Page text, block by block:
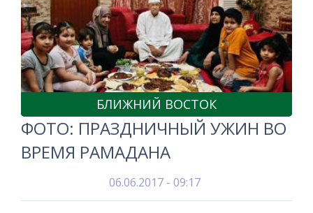
БЛИЖНИЙ ВОСТОК
ФОТО: ПРАЗДНИЧНЫЙ УЖИН ВО
ВРЕМЯ РАМАДАНА
06.06.2017 - 09:17